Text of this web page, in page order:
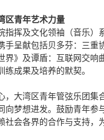
区青年艺术力量
指挥及文化领袖（音乐）
手呈献包括贝多芬：三重
界》及谭盾：互联网交响
练成果及培养的默契。
，大湾区青年管弦乐团集
向梦想进发。鼓励青年参
社会各界的合作与支持，